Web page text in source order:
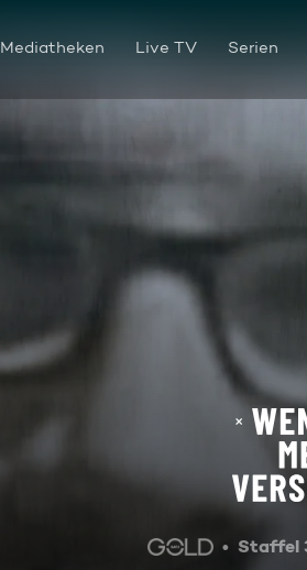
Mediatheken Live TV Serien
Staffel